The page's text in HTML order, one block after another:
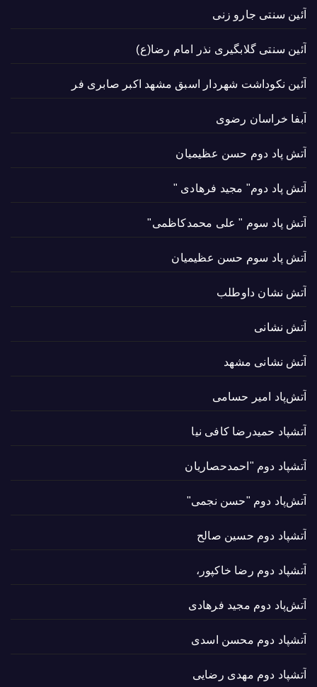
آئین سنتی جارو زنی
آئین سنتی گلابگیری نذر امام رضا(ع)
آئین نکوداشت شهردار اسبق مشهد اکبر صابری فر
آبفا خراسان رضوی
آتش پاد دوم حسن عظیمیان
آتش پاد دوم" مجید فرهادی "
آتش پاد سوم " علی محمدکاظمی"
آتش پاد سوم حسن عظیمیان
آتش نشان داوطلب
آتش نشانی
آتش نشانی مشهد
آتش‌پاد امیر حسامی
آتشپاد حميدرضا کافی نیا
آتشپاد دوم "احمدحصاریان
آتش‌پاد دوم "حسن نجمی"
آتشپاد دوم حسین صالح
آتشپاد دوم رضا خاکپور،
آتش‌پاد دوم مجید فرهادی
آتشپاد دوم محسن اسدی
آتشپاد دوم مهدی رضایی